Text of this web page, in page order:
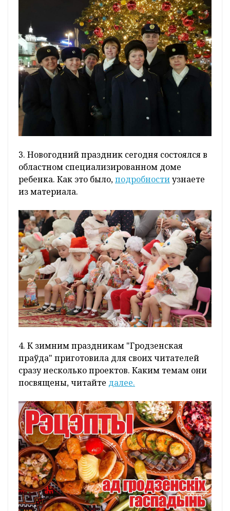
3. Новогодний праздник сегодня состоялся в
областном специализированном доме
ребенка. Как это было,подробностиузнаете
из материала.
4. К зимним праздникам "Гродзенская
праўда" приготовила для своих читателей
сразу несколько проектов. Каким темам они
посвящены, читайте далее.